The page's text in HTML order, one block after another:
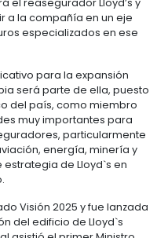
Lloyd's entrará en
Colombia y Turquía
la puesta en
el reasegurador
a la compañía